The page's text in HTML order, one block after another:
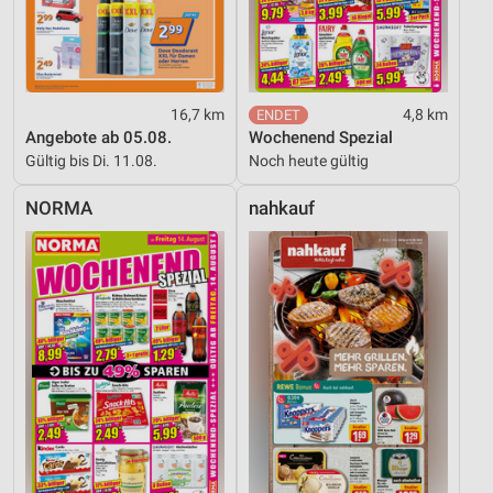
16,7 km
Angebote ab 05.08.
Gültig bis Di. 11.08.
4,8 km
Wochenend Spezial
Noch heute gültig
NORMA nahkauf
Nicht-IAB-Verarbeitungszwecke:
Notwendig
Funktional